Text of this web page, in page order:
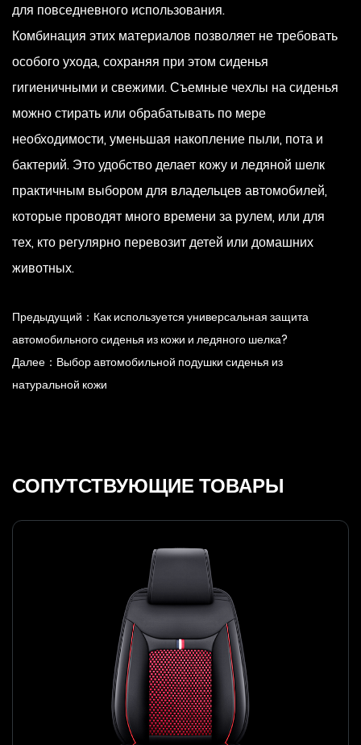
для повседневного использования.
Комбинация этих материалов позволяет не требовать
особого ухода, сохраняя при этом сиденья
гигиеничными и свежими. Съемные чехлы на сиденья
можно стирать или обрабатывать по мере
необходимости, уменьшая накопление пыли, пота и
бактерий. Это удобство делает кожу и ледяной шелк
практичным выбором для владельцев автомобилей,
которые проводят много времени за рулем, или для
тех, кто регулярно перевозит детей или домашних
животных.
Предыдущий：Как используется универсальная защита
автомобильного сиденья из кожи и ледяного шелка?
Далее：Выбор автомобильной подушки сиденья из
натуральной кожи
СОПУТСТВУЮЩИЕ ТОВАРЫ